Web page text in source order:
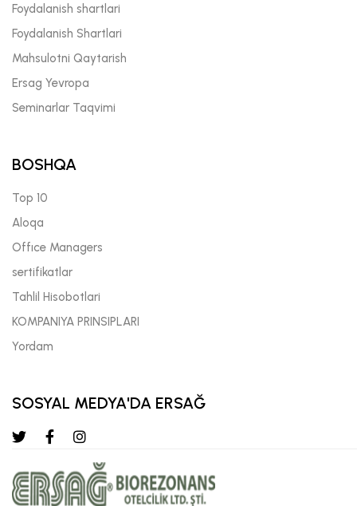
Foydalanish shartlari
Foydalanish Shartlari
Mahsulotni Qaytarish
Ersag Yevropa
Seminarlar Taqvimi
BOSHQA
Top 10
Aloqa
Offıce Managers
sertifikatlar
Tahlil Hisobotlari
KOMPANIYA PRINSIPLARI
Yordam
SOSYAL MEDYA'DA ERSAĞ